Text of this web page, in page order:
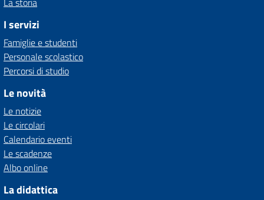
I servizi
Famiglie e studenti
Personale scolastico
Percorsi di studio
Le novità
Le notizie
Le circolari
Calendario eventi
Le scadenze
Albo online
La didattica